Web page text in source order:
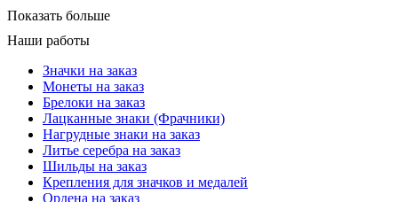
Показать больше
Наши работы
Значки на заказ
Монеты на заказ
Брелоки на заказ
Лацканные знаки (Фрачники)
Нагрудные знаки на заказ
Литье серебра на заказ
Шильды на заказ
Крепления для значков и медалей
Ордена на заказ